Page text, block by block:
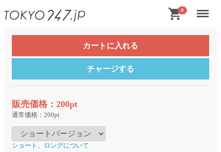
shopping_cart0 Menu
カートに入れる
チャージする
販売価格：200pt
通常価格：200pt
ショート、ロングについて